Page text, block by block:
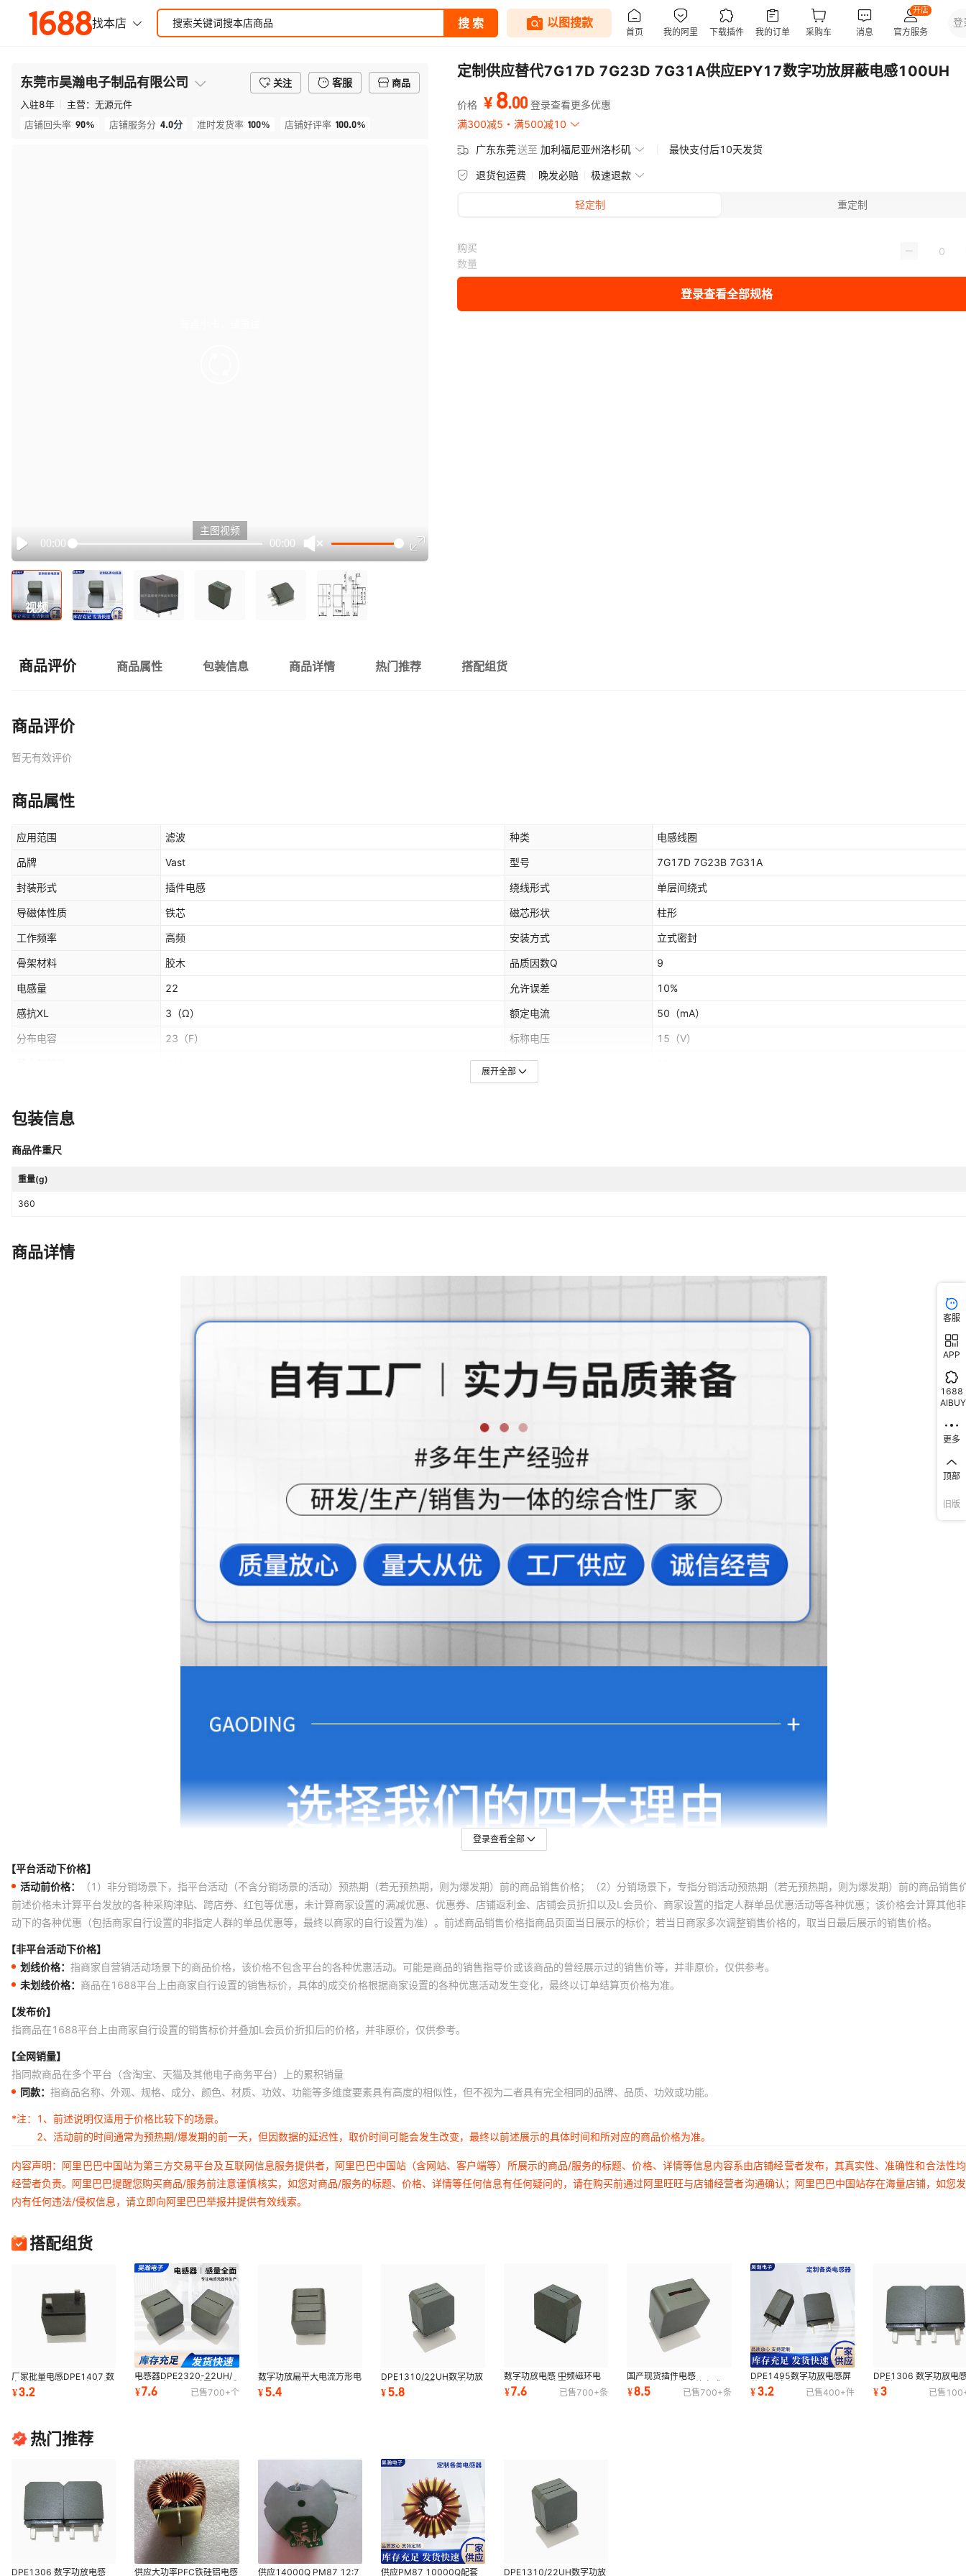
东莞市昊瀚电子制品有限公司 关注 客服
商品
入驻8年 主营： 无源元件
店铺回头率 90% 店铺服务分 4.0分 准时发货率 100% 店铺好评率 100.0%
Play
00:00 00:00
主图视频
视频
定制供应替代7G17D 7G23D 7G31A供应EPY17数字功放屏蔽电感100UH
价格 ¥ 8.00 登录查看更多优惠
满300减5
满500减10
广东东莞送至 加利福尼亚州洛杉矶 最快支付后10天发货
退货包运费 晚发必赔 极速退款
轻定制 重定制
购买
数量
登录查看全部规格
商品评价 商品属性 包装信息 商品详情 热门推荐 搭配组货
商品评价
暂无有效评价
商品属性
应用范围 滤波 种类 电感线圈
品牌 Vast 型号 7G17D 7G23B 7G31A
封装形式 插件电感 绕线形式 单层间绕式
导磁体性质 铁芯 磁芯形状 柱形
工作频率 高频 安装方式 立式密封
骨架材料 胶木 品质因数Q 9
电感量 22 允许误差 10%
感抗XL 3 （Ω） 额定电流 50 （mA）
分布电容 23 （F） 标称电压 15 （V）
订货号
货号
展开全部
包装信息
商品件重尺
重量(g)
360
商品详情
登录查看全部
【平台活动下价格】
活动前价格：
（1）非分销场景下，指平台活动（不含分销场景的活动）预热期（若无预热期，则为爆发期）前的商品销售价格；（2）分销场景下，专指分销活动预热期（若无预热期，则为爆发期）前的商品销售
前述价格未计算平台发放的各种采购津贴、跨店券、红包等优惠，未计算商家设置的满减优惠、优惠券、店铺返利金、店铺会员折扣以及L会员价、商家设置的指定人群单品优惠活动等各种优惠；该价格会计算其他
动下的各种优惠（包括商家自行设置的非指定人群的单品优惠等，最终以商家的自行设置为准）。前述商品销售价格指商品页面当日展示的标价；若当日商家多次调整销售价格的，取当日最后展示的销售价格。
【非平台活动下价格】
划线价格： 指商家自营销活动场景下的商品价格，该价格不包含平台的各种优惠活动。可能是商品的销售指导价或该商品的曾经展示过的销售价等，并非原价，仅供参考。
未划线价格： 商品在1688平台上由商家自行设置的销售标价，具体的成交价格根据商家设置的各种优惠活动发生变化，最终以订单结算页价格为准。
【发布价】
指商品在1688平台上由商家自行设置的销售标价并叠加L会员价折扣后的价格，并非原价，仅供参考。
【全网销量】
指同款商品在多个平台（含淘宝、天猫及其他电子商务平台）上的累积销量
同款： 指商品名称、外观、规格、成分、颜色、材质、功效、功能等多维度要素具有高度的相似性，但不视为二者具有完全相同的品牌、品质、功效或功能。
*注：
1、前述说明仅适用于价格比较下的场景。
2、活动前的时间通常为预热期/爆发期的前一天，但因数据的延迟性，取价时间可能会发生改变，最终以前述展示的具体时间和所对应的商品价格为准。
内容声明：阿里巴巴中国站为第三方交易平台及互联网信息服务提供者，阿里巴巴中国站（含网站、客户端等）所展示的商品/服务的标题、价格、详情等信息内容系由店铺经营者发布，其真实性、准确性和合法性
经营者负责。阿里巴巴提醒您购买商品/服务前注意谨慎核实，如您对商品/服务的标题、价格、详情等任何信息有任何疑问的，请在购买前通过阿里旺旺与店铺经营者沟通确认；阿里巴巴中国站存在海量店铺，如您
内有任何违法/侵权信息，请立即向阿里巴巴举报并提供有效线索。
搭配组货
厂家批量电感DPE1407 数
字功放电感 22UH 大功率
电感线圈 7天包换
¥3.2
电感器DPE2320-22UH/
大电流方形扁平线圈一体成
型数字功放大功率
¥7.6 已售700+个
数字功放扁平大电流方形电
感 国产现货电感DPE1415
绕线电感线圈
¥5.4
DPE1310/22UH数字功放
电感 扁平线圈大电流方形
电感 7天包换
¥5.8
数字功放电感 中频磁环电
感 共模电感线圈
DPE1409 22uh
¥7.6 已售700+条
国产现货插件电感
DPE3119 数字功放电感
22μH 绕线电感线圈工厂
¥8.5 已售700+条
DPE1495数字功放电感屏
蔽扁平线大电流插件
10UH15uH数字功放电
¥3.2 已售400+件
DPE1306 数字功放电
EP型 22μH 大电流方形
平线圈
¥3 已售
热门推荐
DPE1306 数字功放电感
供应大功率PFC铁硅铝电感
供应14000Q PM87 12:7
供应PM87 10000Q配套
DPE1310/22UH数字功放
客服
APP
1688
AIBUY
更多
顶部
旧版